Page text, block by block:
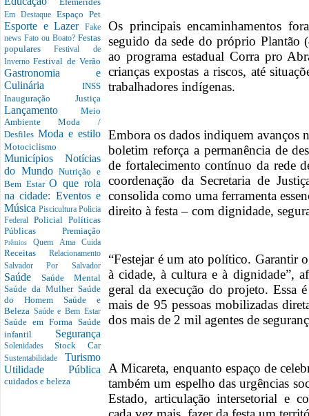
Em Destaque Espaço Pet
Esporte e Lazer
Fake
news Fato ou Boato? Festas
popularesFestival de
InvernoFestival de Verão
Gastronomia e
Culinária INSS
Inauguração Justiça
Lançamento Meio
AmbienteModa /
Desfiles Moda e estilo
Motociclismo
Municípios Notícias
do MundoNutrição e
Bem EstarO que rola
na cidade: Eventos e
Música Piscicultura Policia
Federal Policial Políticas
Públicas Premiação
PrêmiosQuem Ama Cuida
Receitas Relacionamento
Salvador Por Salvador
Saúde Saúde Mental
Saúde da Mulher Saúde
do Homem Saúde e
Beleza Saúde e Bem Estar
Saúde em Forma Saúde
infantil Segurança
SolenidadesStock Car
Sustentabilidade Turismo
Utilidade Pública
cuidados e beleza
Os principais encaminhamentos
seguido da sede do próprio
ao programa estadual Corra pro
crianças expostas a riscos, até
trabalhadores indígenas.
Embora os dados indiquem avanços
boletim reforça a permanência de
de fortalecimento contínuo da rede
coordenação da Secretaria de
consolida como uma ferramenta
direito à festa – com dignidade,
“Festejar é um ato político. Garantir
à cidade, à cultura e à dignidade”,
geral da execução do projeto. Essa
mais de 95 pessoas mobilizadas
dos mais de 2 mil agentes de
A Micareta, enquanto espaço de
também um espelho das urgências
Estado, articulação intersetorial e